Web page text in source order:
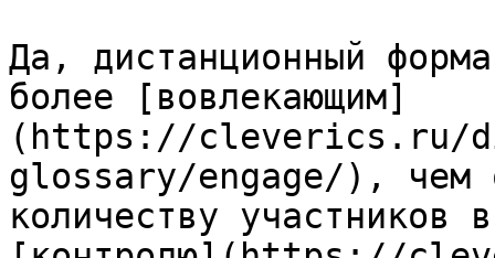
Да, дистанционный
более [вовлекающим]
(https://cleverics.ru/
glossary/engage/), чем
количеству участников